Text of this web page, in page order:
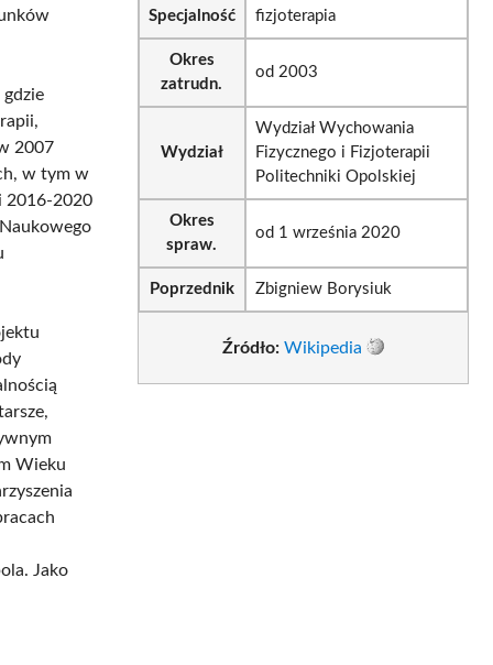
2007
w tym w
2016-2020
Wieku
Jako
Specjalność fizjoterapia
Okres
zatrudn.
od 2003
Wydział
Wydział Wychowania
Fizycznego i Fizjoterapii
Politechniki Opolskiej
Okres
spraw.
od 1 września 2020
Poprzednik Zbigniew Borysiuk
Źródło: Wikipedia